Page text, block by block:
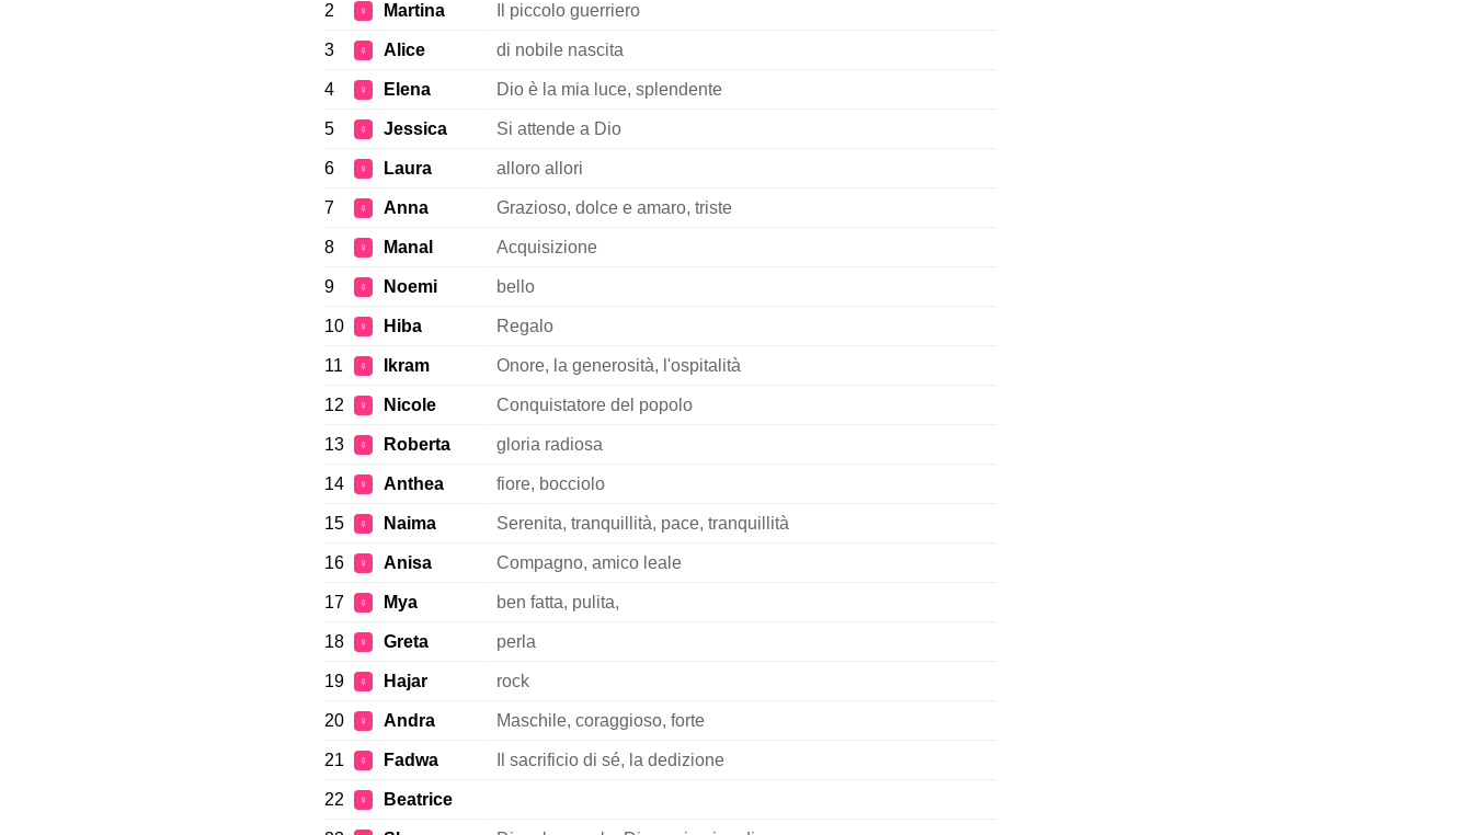
2 ♀ Martina Il piccolo guerriero
3 ♀ Alice di nobile nascita
4 ♀ Elena Dio è la mia luce, splendente
5 ♀ Jessica Si attende a Dio
6 ♀ Laura alloro allori
7 ♀ Anna Grazioso, dolce e amaro, triste
8 ♀ Manal Acquisizione
9 ♀ Noemi bello
10 ♀ Hiba Regalo
11 ♀ Ikram Onore, la generosità, l'ospitalità
12 ♀ Nicole Conquistatore del popolo
13 ♀ Roberta gloria radiosa
14 ♀ Anthea fiore, bocciolo
15 ♀ Naima Serenita, tranquillità, pace, tranquillità
16 ♀ Anisa Compagno, amico leale
17 ♀ Mya ben fatta, pulita,
18 ♀ Greta perla
19 ♀ Hajar rock
20 ♀ Andra Maschile, coraggioso, forte
21 ♀ Fadwa Il sacrificio di sé, la dedizione
22 ♀ Beatrice